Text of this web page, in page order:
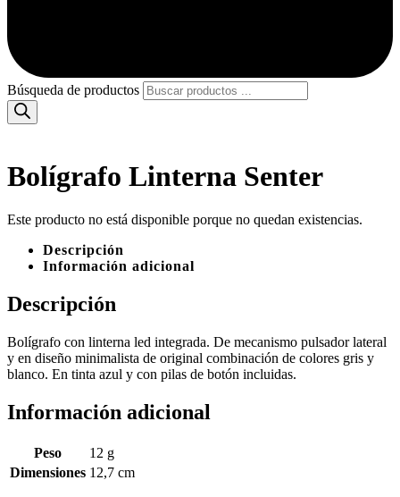
Búsqueda de productos
Bolígrafo Linterna Senter
Este producto no está disponible porque no quedan existencias.
Descripción
Información adicional
Descripción
Bolígrafo con linterna led integrada. De mecanismo pulsador lateral
y en diseño minimalista de original combinación de colores gris y
blanco. En tinta azul y con pilas de botón incluidas.
Información adicional
Peso
12 g
Dimensiones 12,7 cm